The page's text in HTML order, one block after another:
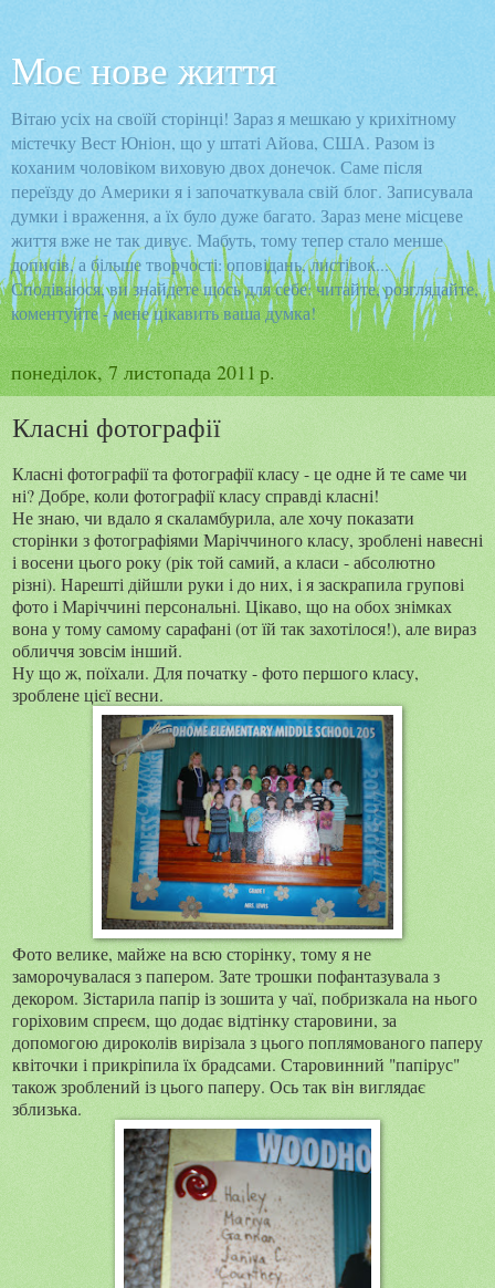
Моє нове життя
Вітаю усіх на своїй сторінці! Зараз я мешкаю у крихітному
містечку Вест Юніон, що у штаті Айова, США. Разом із
коханим чоловіком виховую двох донечок. Саме після
переїзду до Америки я і започаткувала свій блог. Записувала
думки і враження, а їх було дуже багато. Зараз мене місцеве
життя вже не так дивує. Мабуть, тому тепер стало менше
дописів, а більше творчості: оповідань, листівок...
Сподіваюся, ви знайдете щось для себе: читайте, розглядайте,
коментуйте - мене цікавить ваша думка!
понеділок, 7 листопада 2011 р.
Класні фотографії
Класні фотографії та фотографії класу - це одне й те саме чи
ні? Добре, коли фотографії класу справді класні!
Не знаю, чи вдало я скаламбурила, але хочу показати
сторінки з фотографіями Маріччиного класу, зроблені навесні
і восени цього року (рік той самий, а класи - абсолютно
різні). Нарешті дійшли руки і до них, і я заскрапила групові
фото і Маріччині персональні. Цікаво, що на обох знімках
вона у тому самому сарафані (от їй так захотілося!), але вираз
обличчя зовсім інший.
Ну що ж, поїхали. Для початку - фото першого класу,
зроблене цієї весни.
Фото велике, майже на всю сторінку, тому я не
заморочувалася з папером. Зате трошки пофантазувала з
декором. Зістарила папір із зошита у чаї, побризкала на нього
горіховим спреєм, що додає відтінку старовини, за
допомогою дироколів вирізала з цього поплямованого паперу
квіточки і прикріпила їх брадсами. Старовинний "папірус"
також зроблений із цього паперу. Ось так він виглядає
зблизька.